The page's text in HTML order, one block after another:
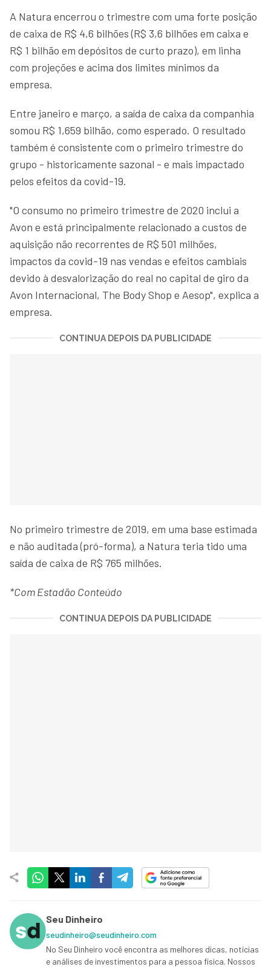
A Natura encerrou o trimestre com uma forte posição
de caixa de R$ 4,6 bilhões (R$ 3,6 bilhões em caixa e
R$ 1 bilhão em depósitos de curto prazo), em linha
com projeções e acima dos limites mínimos da
empresa.
Entre janeiro e março, a saída de caixa da companhia
somou R$ 1,659 bilhão, como esperado. O resultado
também é consistente com o primeiro trimestre do
grupo - historicamente sazonal - e mais impactado
pelos efeitos da covid-19.
"O consumo no primeiro trimestre de 2020 inclui a
Avon e está principalmente relacionado a custos de
aquisição não recorrentes de R$ 501 milhões,
impactos da covid-19 nas vendas e efeitos cambiais
devido à desvalorização do real no capital de giro da
Avon Internacional, The Body Shop e Aesop", explica a
empresa.
CONTINUA DEPOIS DA PUBLICIDADE
No primeiro trimestre de 2019, em uma base estimada
e não auditada (pró-forma), a Natura teria tido uma
saída de caixa de R$ 765 milhões.
*Com Estadão Conteúdo
CONTINUA DEPOIS DA PUBLICIDADE
Seu Dinheiro
seudinheiro@seudinheiro.com
No Seu Dinheiro você encontra as melhores dicas, notícias
e análises de investimentos para a pessoa física. Nossos